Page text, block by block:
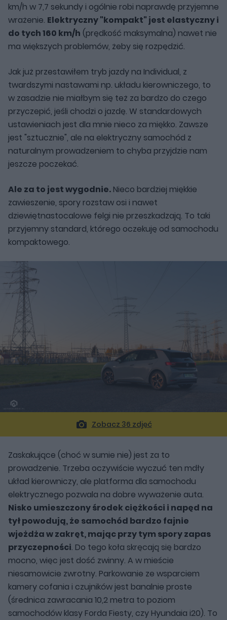
km/h w 7,7 sekundy i ogólnie robi naprawdę przyjemne
wrażenie. Elektryczny "kompakt" jest elastyczny i
do tych 160 km/h (prędkość maksymalna) nawet nie
ma większych problemów, żeby się rozpędzić.
Jak już przestawiłem tryb jazdy na Individual, z
twardszymi nastawami np. układu kierowniczego, to
w zasadzie nie miałbym się też za bardzo do czego
przyczepić, jeśli chodzi o jazdę. W standardowych
ustawieniach jest dla mnie nieco za miękko. Zawsze
jest "sztucznie", ale na elektryczny samochód z
naturalnym prowadzeniem to chyba przyjdzie nam
jeszcze poczekać.
Ale za to jest wygodnie. Nieco bardziej miękkie
zawieszenie, spory rozstaw osi i nawet
dziewiętnastocalowe felgi nie przeszkadzają. To taki
przyjemny standard, którego oczekuję od samochodu
kompaktowego.
Zobacz 36 zdjęć
Zaskakujące (choć w sumie nie) jest za to
prowadzenie. Trzeba oczywiście wyczuć ten mdły
układ kierowniczy, ale platforma dla samochodu
elektrycznego pozwala na dobre wyważenie auta.
Nisko umieszczony środek ciężkości i napęd na
tył powodują, że samochód bardzo fajnie
wjeżdża w zakręt, mając przy tym spory zapas
przyczepności. Do tego koła skręcają się bardzo
mocno, więc jest dość zwinny. A w mieście
niesamowicie zwrotny. Parkowanie ze wsparciem
kamery cofania i czujników jest banalnie proste
(średnica zawracania 10,2 metra to poziom
samochodów klasy Forda Fiesty, czy Hyundaia i20). To